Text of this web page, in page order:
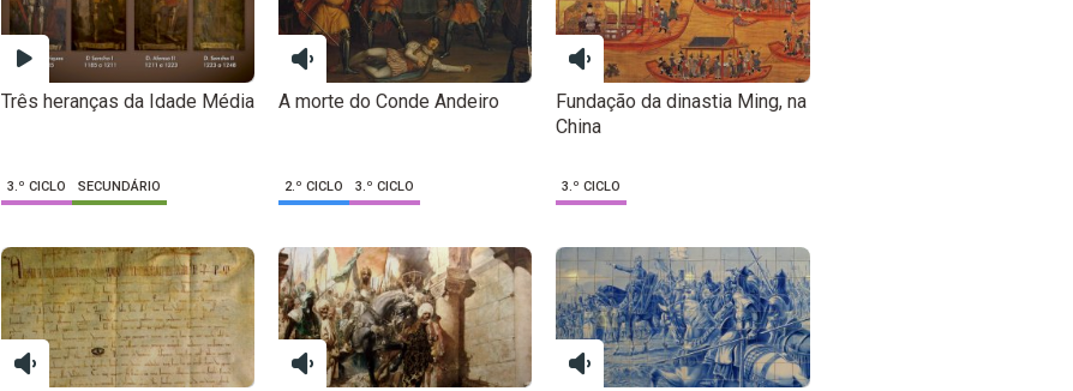
Três heranças da Idade Média
3.º CICLO SECUNDÁRIO
A morte do Conde Andeiro
2.º CICLO 3.º CICLO
Fundação da dinastia Ming, na
China
3.º CICLO